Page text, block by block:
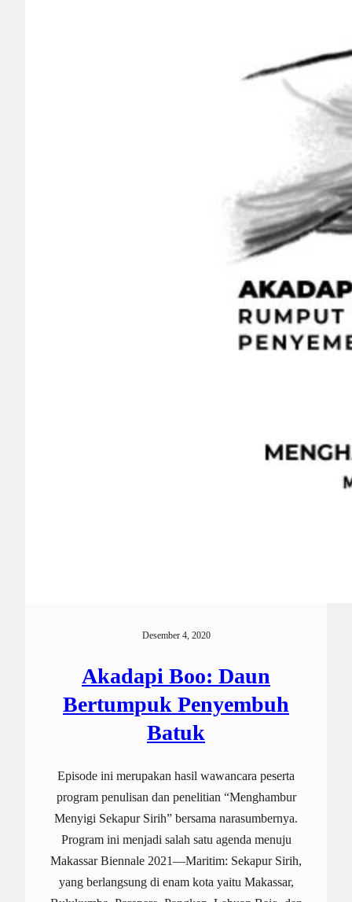
Desember 4, 2020
Akadapi Boo: Daun
Bertumpuk Penyembuh
Batuk
Episode ini merupakan hasil wawancara peserta
program penulisan dan penelitian “Menghambur
Menyigi Sekapur Sirih” bersama narasumbernya.
Program ini menjadi salah satu agenda menuju
Makassar Biennale 2021—Maritim: Sekapur Sirih,
yang berlangsung di enam kota yaitu Makassar,